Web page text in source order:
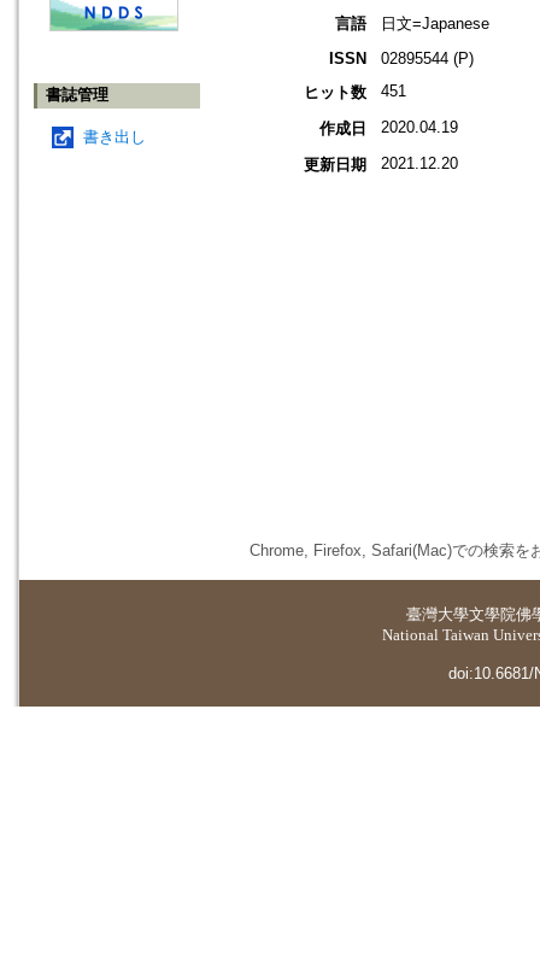
書誌管理
書き出し
言語
日文=Japanese
ISSN
02895544 (P)
ヒット数
451
作成日 2020.04.19
更新日期 2021.12.20
Chrome, Firefox, Safari(Mac)での検索を
臺灣大學文學院佛
National Taiwan
doi:10.6681/